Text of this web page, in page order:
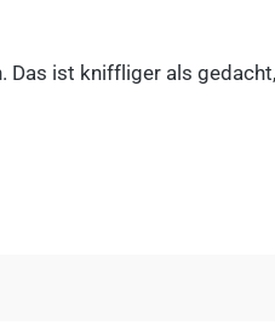
Das ist kniffliger als